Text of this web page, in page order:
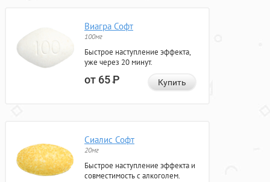
Виагра Софт
100мг
Быстрое наступление эффекта,
уже через 20 минут.
от 65Р Купить
Сиалис Софт
20мг
Быстрое наступление эффекта и
совместимость с алкоголем.